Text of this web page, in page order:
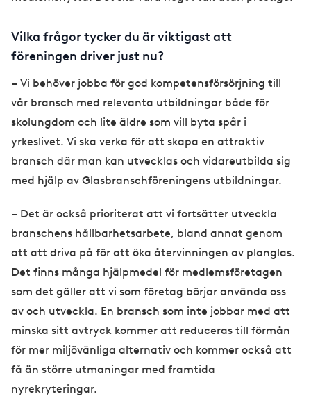
Vilka frågor tycker du är viktigast att
föreningen driver just nu?
– Vi behöver jobba för god kompetensförsörjning till
vår bransch med relevanta utbildningar både för
skolungdom och lite äldre som vill byta spår i
yrkeslivet. Vi ska verka för att skapa en attraktiv
bransch där man kan utvecklas och vidareutbilda sig
med hjälp av Glasbranschföreningens utbildningar.
– Det är också prioriterat att vi fortsätter utveckla
branschens hållbarhetsarbete, bland annat genom
att att driva på för att öka återvinningen av planglas.
Det finns många hjälpmedel för medlemsföretagen
som det gäller att vi som företag börjar använda oss
av och utveckla. En bransch som inte jobbar med att
minska sitt avtryck kommer att reduceras till förmån
för mer miljövänliga alternativ och kommer också att
få än större utmaningar med framtida
nyrekryteringar.